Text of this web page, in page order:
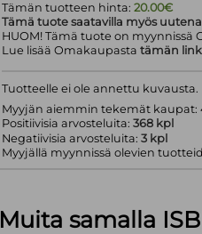
Tämän tuotteen hinta: 20.00€
Tämä tuote saatavilla myös
HUOM! Tämä tuote on myynnissä
Lue lisää Omakaupasta tämän
Tuotteelle ei ole annettu kuvausta.
Myyjän aiemmin tekemät kaupat:
Positiivisia arvosteluita: 368 kpl
Negatiivisia arvosteluita: 3 kpl
Myyjällä myynnissä olevien
Muita samalla